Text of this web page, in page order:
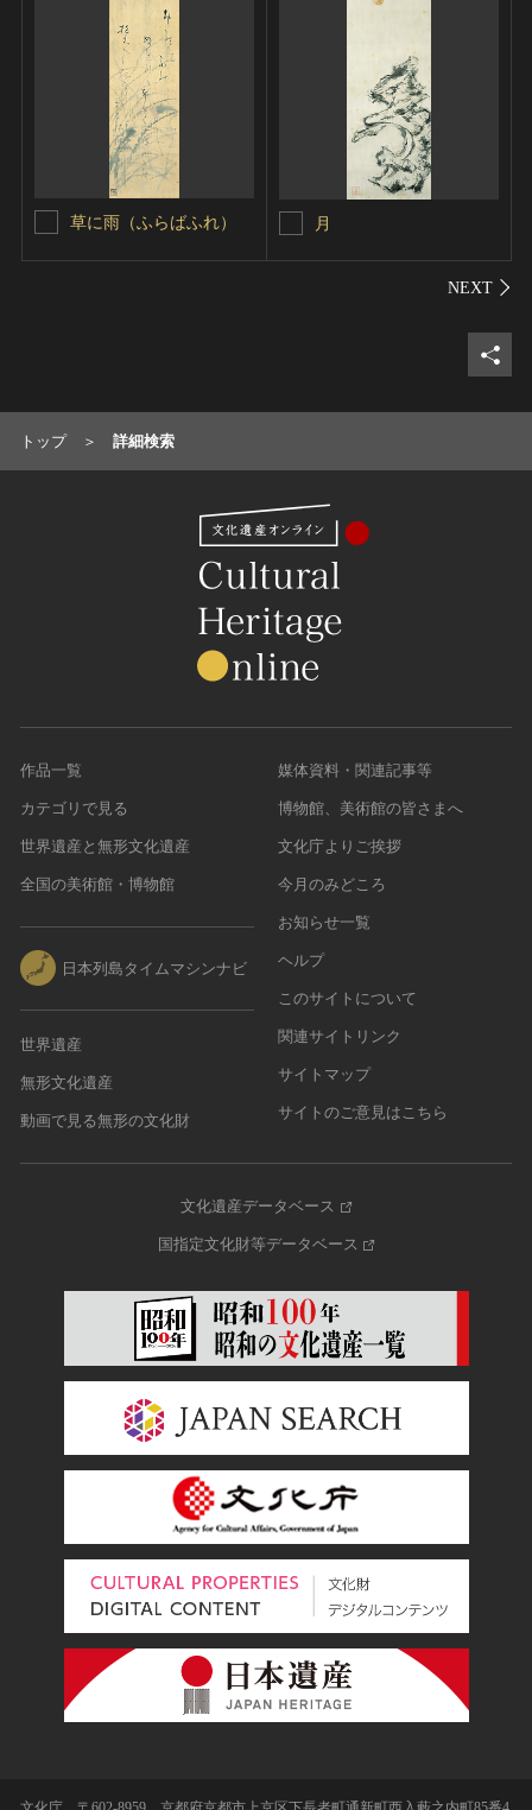
草に雨（ふらばふれ） 月
シェ
トップ 詳細検索
作品一覧
カテゴリで見る
世界遺産と無形文化遺産
全国の美術館・博物館
日本列島タイムマシンナビ
世界遺産
無形文化遺産
動画で見る無形の文化財
媒体資料・関連記事等
博物館、美術館の皆さまへ
文化庁よりご挨拶
今月のみどころ
お知らせ一覧
ヘルプ
このサイトについて
関連サイトリンク
サイトマップ
サイトのご意見はこちら
文化遺産データベース
国指定文化財等データベース